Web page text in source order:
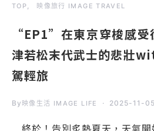
TOP 映像旅行 IMAGE TRAVEL
“EP1”在東京穿梭感受
津若松末代武士的悲壯
駕輕旅
By 映像生活 IMAGE LIFE 2025-11-05
終於！告別炙熱夏天，天氣